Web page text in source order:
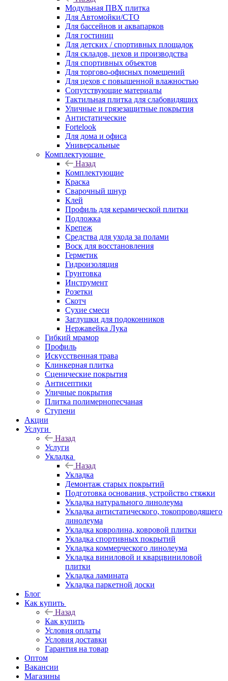
Модульная ПВХ плитка
Для Автомойки/СТО
Для бассейнов и аквапарков
Для гостиниц
Для детских / спортивных площадок
Для складов, цехов и производства
Для спортивных объектов
Для торгово-офисных помещений
Для цехов с повышенной влажностью
Сопутствующие материалы
Тактильная плитка для слабовидящих
Уличные и грязезащитные покрытия
Антистатические
Fortelook
Для дома и офиса
Универсальные
Комплектующие
Назад
Комплектующие
Краска
Сварочный шнур
Клей
Профиль для керамической плитки
Подложка
Крепеж
Средства для ухода за полами
Воск для восстановления
Герметик
Гидроизоляция
Грунтовка
Инструмент
Розетки
Скотч
Сухие смеси
Заглушки для подоконников
Нержавейка Лука
Гибкий мрамор
Профиль
Искусственная трава
Клинкерная плитка
Сценические покрытия
Антисептики
Уличные покрытия
Плитка полимернопесчаная
Ступени
Акции
Услуги
Назад
Услуги
Укладка
Назад
Укладка
Демонтаж старых покрытий
Подготовка основания, устройство стяжки
Укладка натурального линолеума
Укладка антистатического, токопроводящего
линолеума
Укладка ковролина, ковровой плитки
Укладка спортивных покрытий
Укладка коммерческого линолеума
Укладка виниловой и кварцвиниловой
плитки
Укладка ламината
Укладка паркетной доски
Блог
Как купить
Назад
Как купить
Условия оплаты
Условия доставки
Гарантия на товар
Оптом
Вакансии
Магазины